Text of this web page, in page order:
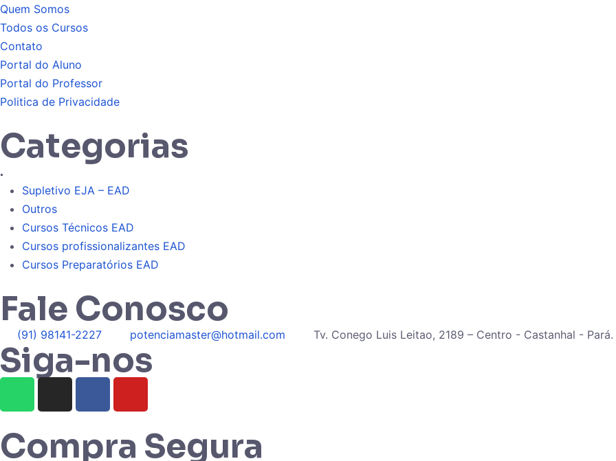
Quem Somos
Todos os Cursos
Contato
Portal do Aluno
Portal do Professor
Politica de Privacidade
Categorias
.
Supletivo EJA – EAD
Outros
Cursos Técnicos EAD
Cursos profissionalizantes EAD
Cursos Preparatórios EAD
Fale Conosco
(91) 98141-2227 potenciamaster@hotmail.com Tv. Conego Luis Leitao, 2189 – Centro - Castanhal - Pará.
Siga-nos
Compra Segura